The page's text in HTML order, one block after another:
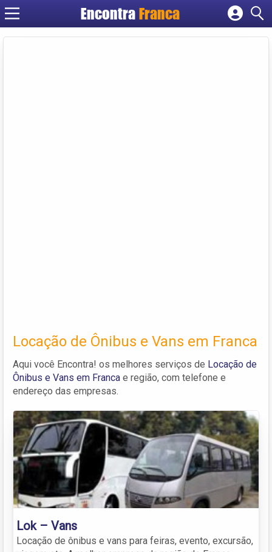
Encontra Franca
Cadastrar empresa
Locação de Ônibus e Vans em Franca
Aqui você Encontra! os melhores serviços de Locação de
Ônibus e Vans em Franca e região, com telefone e
endereço das empresas.
Lok – Vans
Locação de ônibus e vans para feiras, evento, excursão,